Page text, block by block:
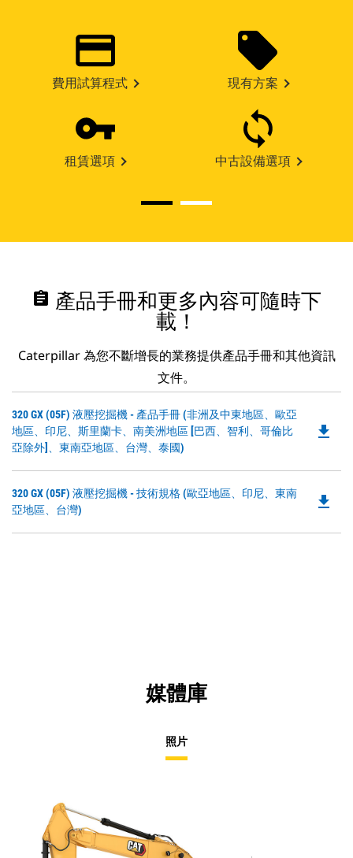
費用試算程式 現有方案
租賃選項 中古設備選項
assignment 產品手冊和更多內容可隨時下
載！
Caterpillar 為您不斷增長的業務提供產品手冊和其他資訊
文件。
320 GX (05F) 液壓挖掘機 - 產品手冊 (非洲及中東地區、歐亞
地區、印尼、斯里蘭卡、南美洲地區 [巴西、智利、哥倫比
亞除外]、東南亞地區、台灣、泰國)
file_download
320 GX (05F) 液壓挖掘機 - 技術規格 (歐亞地區、印尼、東南
亞地區、台灣)
file_download
媒體庫
照片